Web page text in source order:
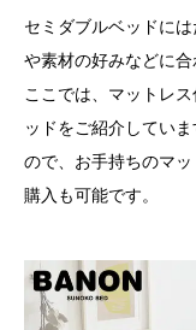
セミダブルベッドに
や素材の好みなどに合
ここでは、マットレ
ッドをご紹介してい
ので、お手持ちのマ
購入も可能です。